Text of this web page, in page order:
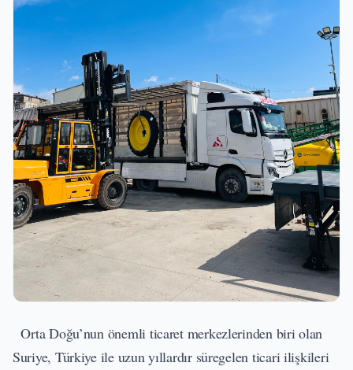
Orta Doğu’nun önemli ticaret merkezlerinden biri olan
Suriye, Türkiye ile uzun yıllardır süregelen ticari ilişkileri